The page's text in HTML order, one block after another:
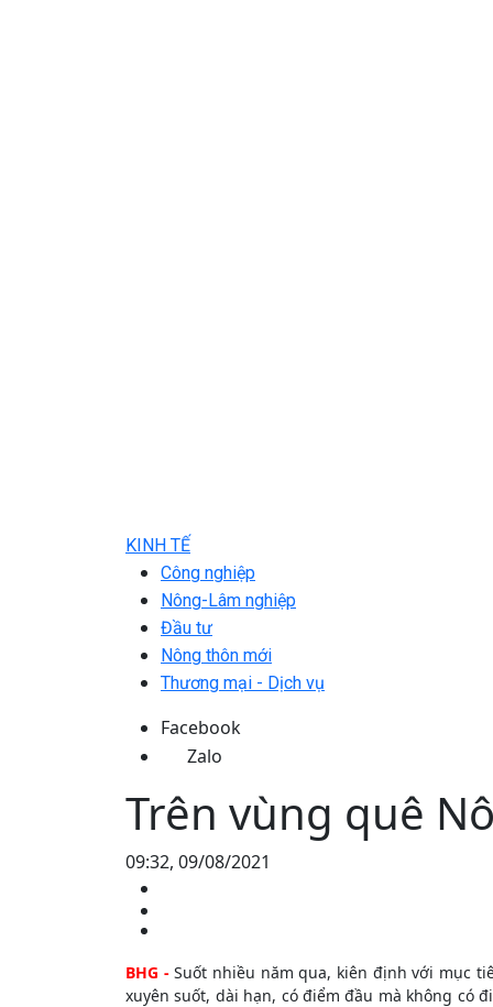
KINH TẾ
Công nghiệp
Nông-Lâm nghiệp
Đầu tư
Nông thôn mới
Thương mại - Dịch vụ
Facebook
Zalo
Trên vùng quê
09:32, 09/08/2021
BHG -Suốt nhiều năm qua, kiên định với mục
xuyên suốt, dài hạn, có điểm đầu mà không có